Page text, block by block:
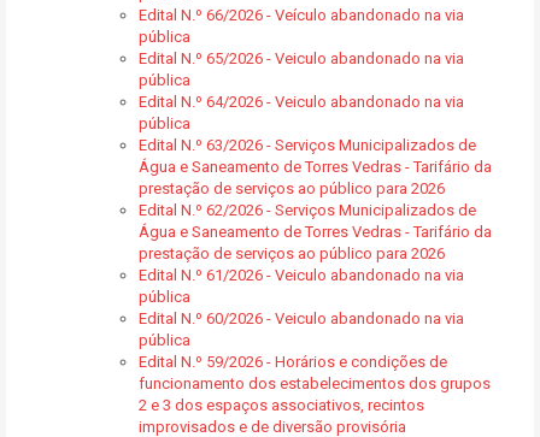
Edital N.º 66/2026 - Veículo abandonado na via
pública
Edital N.º 65/2026 - Veiculo abandonado na via
pública
Edital N.º 64/2026 - Veiculo abandonado na via
pública
Edital N.º 63/2026 - Serviços Municipalizados de
Água e Saneamento de Torres Vedras - Tarifário da
prestação de serviços ao público para 2026
Edital N.º 62/2026 - Serviços Municipalizados de
Água e Saneamento de Torres Vedras - Tarifário da
prestação de serviços ao público para 2026
Edital N.º 61/2026 - Veiculo abandonado na via
pública
Edital N.º 60/2026 - Veiculo abandonado na via
pública
Edital N.º 59/2026 - Horários e condições de
funcionamento dos estabelecimentos dos grupos
2 e 3 dos espaços associativos, recintos
improvisados e de diversão provisória